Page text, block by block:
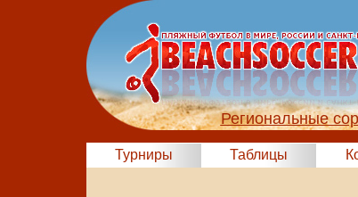
Региональные
Турниры Таблицы